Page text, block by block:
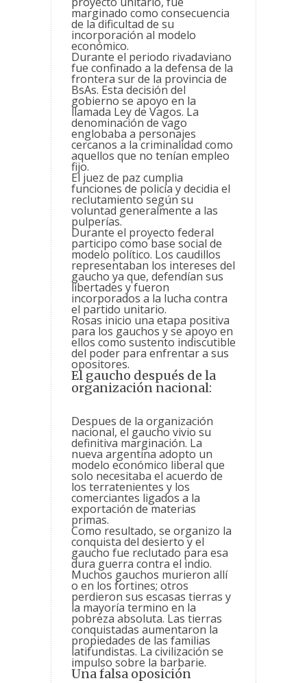
marginado como consecuencia
de la dificultad de su
incorporación al modelo
económico.
Durante el periodo rivadaviano
fue confinado a la defensa de la
frontera sur de la provincia de
BsAs. Esta decisión del
gobierno se apoyo en la
llamada Ley de Vagos. La
denominación de vago
englobaba a personajes
cercanos a la criminalidad como
aquellos que no tenían empleo
fijo.
El juez de paz cumplia
funciones de policía y decidia el
reclutamiento según su
voluntad generalmente a las
pulperías.
Durante el proyecto federal
participo como base social de
modelo político. Los caudillos
representaban los intereses del
gaucho ya que, defendían sus
libertades y fueron
incorporados a la lucha contra
el partido unitario.
Rosas inicio una etapa positiva
para los gauchos y se apoyo en
ellos como sustento indiscutible
del poder para enfrentar a sus
opositores.
El gaucho después de la
organización nacional:
Despues de la organización
nacional, el gaucho vivio su
definitiva marginación. La
nueva argentina adopto un
modelo económico liberal que
solo necesitaba el acuerdo de
los terratenientes y los
comerciantes ligados a la
exportación de materias
primas.
Como resultado, se organizo la
conquista del desierto y el
gaucho fue reclutado para esa
dura guerra contra el indio.
Muchos gauchos murieron allí
o en los fortines; otros
perdieron sus escasas tierras y
la mayoría termino en la
pobreza absoluta. Las tierras
conquistadas aumentaron la
propiedades de las familias
latifundistas. La civilización se
impulso sobre la barbarie.
Una falsa oposición